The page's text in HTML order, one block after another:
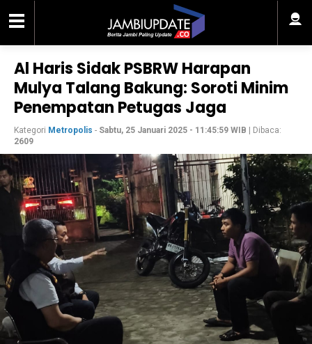
Al Haris Sidak PSBRW Harapan
Mulya Talang Bakung: Soroti Minim
Penempatan Petugas Jaga
Kategori Metropolis - Sabtu, 25 Januari 2025 - 11:45:59 WIB | Dibaca:
2609